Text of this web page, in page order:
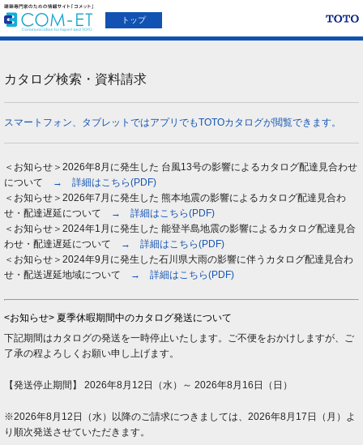
トップ
カタログ検索・資料請求
スマートフォン、タブレットではアプリでもTOTOカタログが閲覧できます。
＜お知らせ＞2026年8月に発生した 台風13号の影響によるカタログ配達見合わせ
について
→ 詳細はこちら(PDF)
＜お知らせ＞2026年7月に発生した 熊本地震の影響によるカタログ配達見合わ
せ・配達遅延について
→ 詳細はこちら(PDF)
＜お知らせ＞2024年1月に発生した 能登半島地震の影響によるカタログ配達見合
わせ・配達遅延について
→ 詳細はこちら(PDF)
＜お知らせ＞2024年9月に発生した石川県大雨の影響に伴うカタログ配達見合わ
せ・配送遅延地域について
→ 詳細はこちら(PDF)
<お知らせ> 夏季休暇期間中のカタログ発送について
下記期間はカタログの発送を一時停止いたします。ご不便をおかけしますが、ご
了承の程よろしくお願い申し上げます。
【発送停止期間】 2026年8月12日（水）～ 2026年8月16日（日）
※2026年8月12日（水）以降のご請求につきましては、2026年8月17日（月）よ
り順次発送させていただきます。